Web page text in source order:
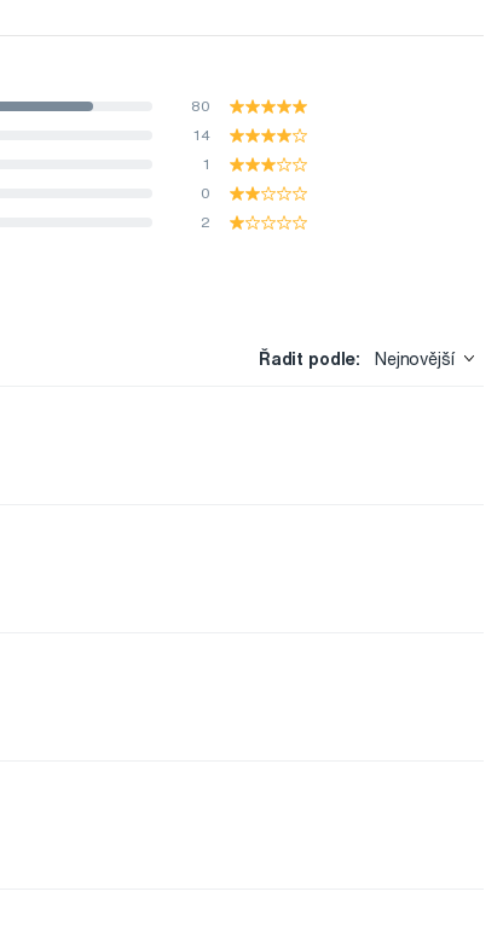
80
14
1
0
2
Řadit podle: Nejnovější